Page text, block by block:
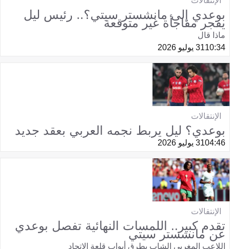
بوعدي إلى مانشستر سيتي؟.. رئيس ليل
يفجر مفاجأة غير متوقعة
ماذا قال
10:3431 يوليو 2026
الإنتقالات
بوعدي؟ ليل يربط نجمه العربي بعقد جديد
04:4631 يوليو 2026
الإنتقالات
تقدم كبير.. اللمسات النهائية تفصل بوعدي
عن مانشستر سيتي
اللاعب المغربي الشاب يطرق أبواب قلعة الاتحاد